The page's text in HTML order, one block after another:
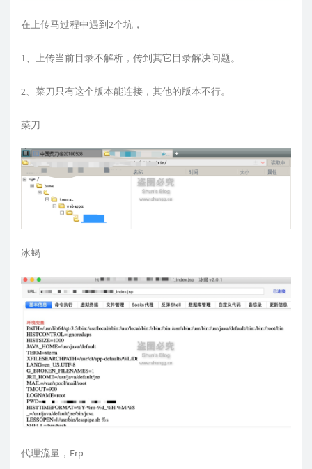
在上传马过程中遇到2个坑，
1、上传当前目录不解析，传到其它目录解决问题。
2、菜刀只有这个版本能连接，其他的版本不行。
菜刀
冰蝎
代理流量，Frp